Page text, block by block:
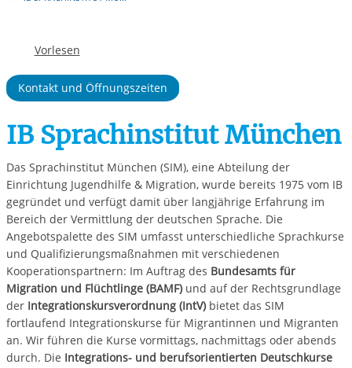
Vorlesen
Kontakt und Öffnungszeiten
IB Sprachinstitut München
Das Sprachinstitut München (SIM), eine Abteilung der
Einrichtung Jugendhilfe & Migration, wurde bereits 1975 vom IB
gegründet und verfügt damit über langjährige Erfahrung im
Bereich der Vermittlung der deutschen Sprache. Die
Angebotspalette des SIM umfasst unterschiedliche Sprachkurse
und Qualifizierungsmaßnahmen mit verschiedenen
Kooperationspartnern: Im Auftrag des Bundesamts für
Migration und Flüchtlinge (BAMF)und auf der Rechtsgrundlage
der Integrationskursverordnung (IntV)bietet das SIM
fortlaufend Integrationskurse für Migrantinnen und Migranten
an. Wir führen die Kurse vormittags, nachmittags oder abends
durch. Die Integrations- und berufsorientierten Deutschkurse